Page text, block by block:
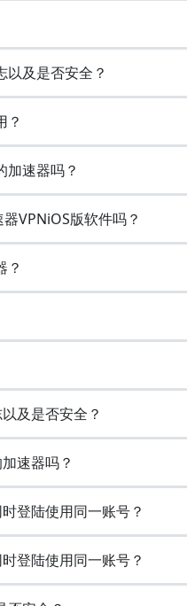
及是否安全？
？
加速器吗？
VPNiOS版软件吗？
？
及是否安全？
速器吗？
登陆使用同一账号？
登陆使用同一账号？